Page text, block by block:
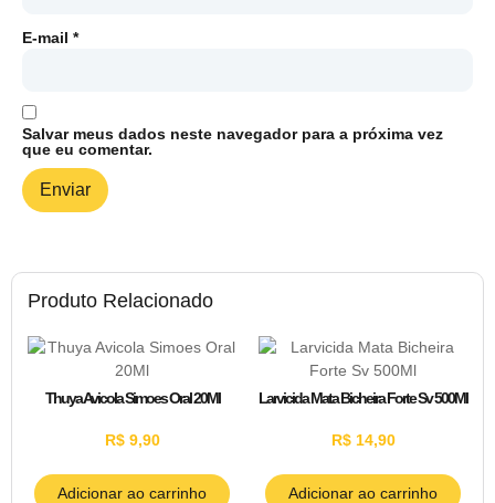
Produto Relacionado
Thuya Avicola Simoes Oral 20Ml
R$9,90
Adicionar ao carrinho
Larvicida Mata Bicheira Forte Sv 500Ml
R$14,90
Adicionar ao carrinho
E-mail *
Salvar meus dados neste navegador para a próxima vez
que eu comentar.